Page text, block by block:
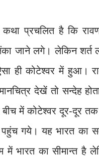
प्रचलित है कि
जाने लगे। लेकिन शर्त
ही कोटेश्वर में हुआ।
देखें तो सन्देह
में कोटेश्वर दूर-दूर तक
गये। यह भारत का
में भारत का सीमान्त है